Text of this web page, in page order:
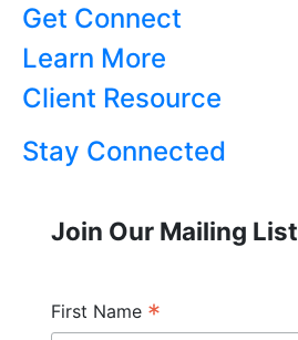
Get Connect
Learn More
Client Resource
Stay Connected
Join Our Mailing List
First Name *